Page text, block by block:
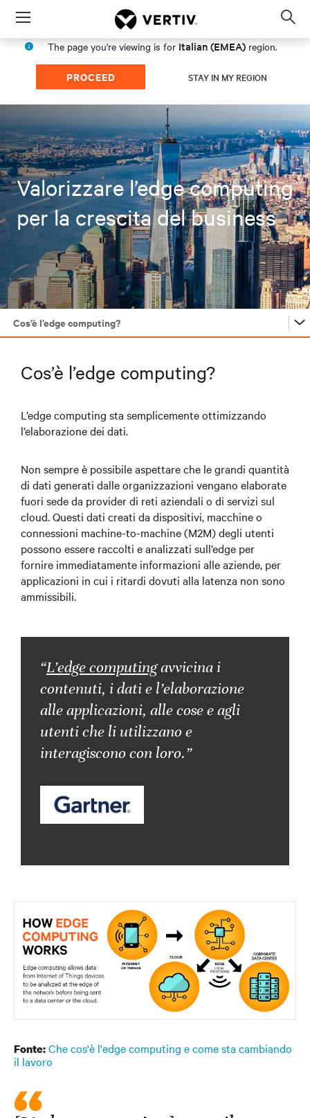
Menu
The page you're viewing is for Italian (EMEA) region.
PROCEED STAY IN MY REGION
Valorizzare l’edge computing
per la crescita del business
Cos’è l’edge computing?
Cos’è l’edge computing?
L’edge computing sta semplicemente ottimizzando
l’elaborazione dei dati.
Non sempre è possibile aspettare che le grandi quantità
di dati generati dalle organizzazioni vengano elaborate
fuori sede da provider di reti aziendali o di servizi sul
cloud. Questi dati creati da dispositivi, macchine o
connessioni machine-to-machine (M2M) degli utenti
possono essere raccolti e analizzati sull’edge per
fornire immediatamente informazioni alle aziende, per
applicazioni in cui i ritardi dovuti alla latenza non sono
ammissibili.
“L’edge computingavvicina i
contenuti, i dati e l’elaborazione
alle applicazioni, alle cose e agli
utenti che li utilizzano e
interagiscono con loro.”
Fonte:Che cos'è l'edge computing e come sta cambiando
il lavoro